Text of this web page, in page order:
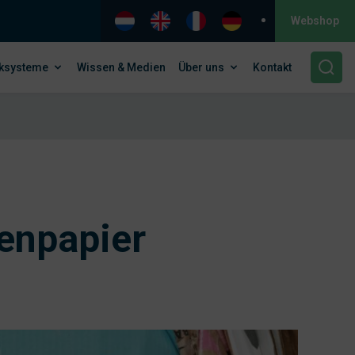
Webshop
Wissen & Medien Über uns Kontakt